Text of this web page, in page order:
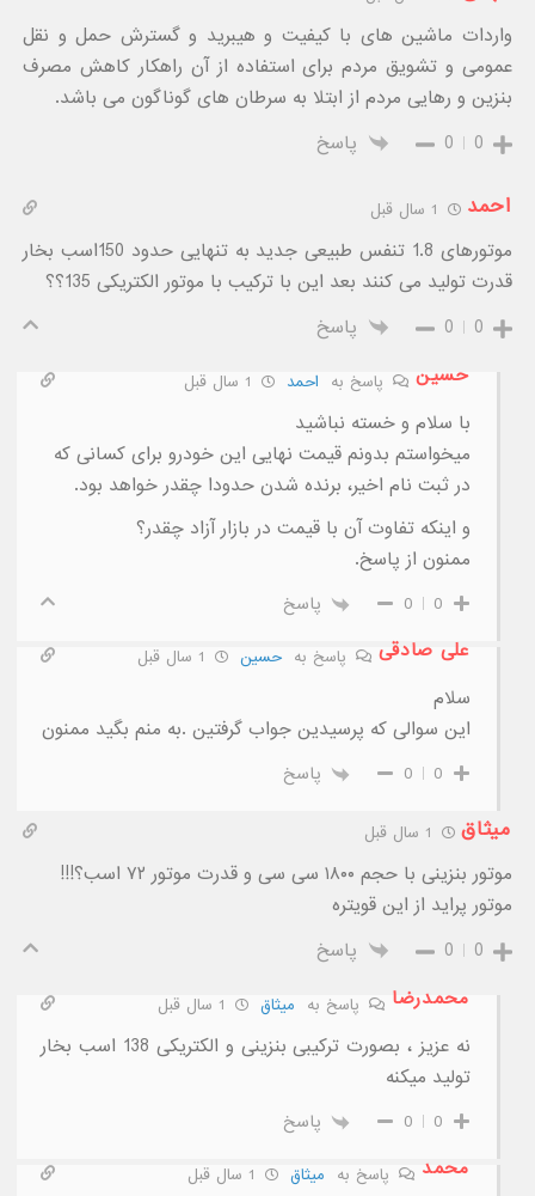
واردات ماشین های با کیفیت و هیبرید و گسترش حمل و نقل
عمومی و تشویق مردم برای استفاده از آن راهکار کاهش مصرف
بنزین و رهایی مردم از ابتلا به سرطان های گوناگون می باشد.
0
0 پاسخ
احمد
موتورهای 1.8 تنفس طبیعی جدید به تنهایی حدود 150اسب بخار
قدرت تولید می کنند بعد این با ترکیب با موتور الکتریکی 135؟؟
0
0
پاسخ
حسین
پاسخ به احمد
با سلام و خسته نباشید
میخواستم بدونم قیمت نهایی این خودرو برای کسانی که
در ثبت نام اخیر، برنده شدن حدودا چقدر خواهد بود.
و اینکه تفاوت آن با قیمت در بازار آزاد چقدر؟
ممنون از پاسخ.
0
0 پاسخ
علی صادقی پاسخ بهحسین
سلام
این سوالی که پرسیدین جواب گرفتین .به منم بگید ممنون
0
0 پاسخ
میثاق
موتور بنزینی با حجم ۱۸۰۰ سی سی و قدرت موتور ۷۲ اسب؟!!!
موتور پراید از این قویتره
0
0
پاسخ
محمدرضا
پاسخ به میثاق
نه عزیز ، بصورت ترکیبی بنزینی و الکتریکی 138 اسب بخار
تولید میکنه
0
0 پاسخ
محمد پاسخ به میثاق